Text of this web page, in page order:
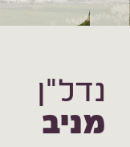
נדל"ן
מניב